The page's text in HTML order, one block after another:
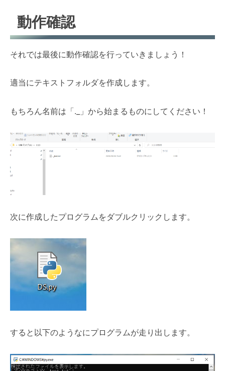
動作確認
それでは最後に動作確認を行っていきましょう！
適当にテキストフォルダを作成します。
もちろん名前は「._」から始まるものにしてください！
次に作成したプログラムをダブルクリックします。
すると以下のようなにプログラムが走り出します。